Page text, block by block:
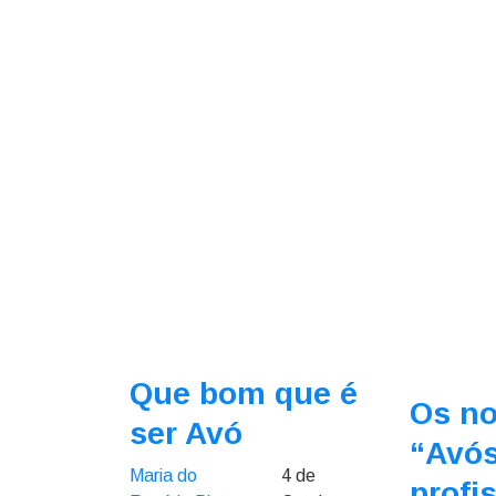
Que bom que é
ser Avó
Maria do
4 de
Os